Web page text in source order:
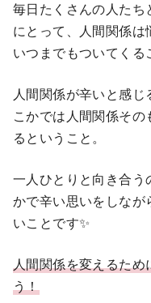
毎日たくさんの人たち
にとって、人間関係は
いつまでもついてくる
人間関係が辛いと感
こかでは人間関係そ
るということ。
一人ひとりと向き合
かで辛い思いをしな
いことです✨
人間関係を変えるた
う！